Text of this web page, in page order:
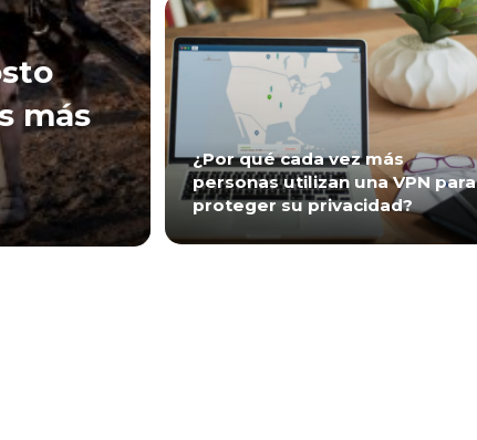
más
¿Por qué cada vez más
personas utilizan una VPN para
proteger su privacidad?